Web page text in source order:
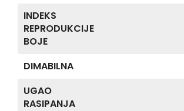
INDEKS
REPRODUKCIJE
BOJE
DIMABILNA
UGAO
RASIPANJA